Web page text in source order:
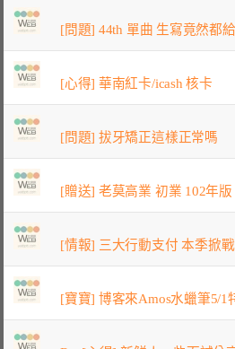
[問題] 44th 單曲 生寫竟然都
[心得] 華南紅卡/icash 核卡
[問題] 拔牙矯正這樣正常嗎
[贈送] 老莫高業 初業 102年版
[情報] 三大行動支付 本季掀
[寶寶] 博客來Amos水蠟筆5/1